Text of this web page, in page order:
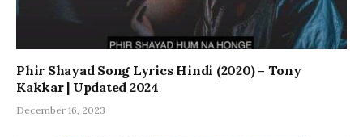
Phir Shayad Song Lyrics Hindi (2020) – Tony
Kakkar | Updated 2024
December 16, 2023